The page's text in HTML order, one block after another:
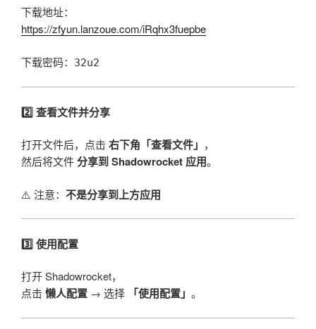
下载地址：
https://zfyun.lanzoue.com/iRqhx3fuepbe
下载密码： 32u2
2️⃣ 查看文件并分享
打开文件后，点击 右下角「查看文件」 ，
然后将文件分享到 Shadowrocket 应用。
⚠️ 注意： 不是分享到上方应用
3️⃣ 使用配置
打开 Shadowrocket，
点击 懒人配置 → 选择 「使用配置」 。